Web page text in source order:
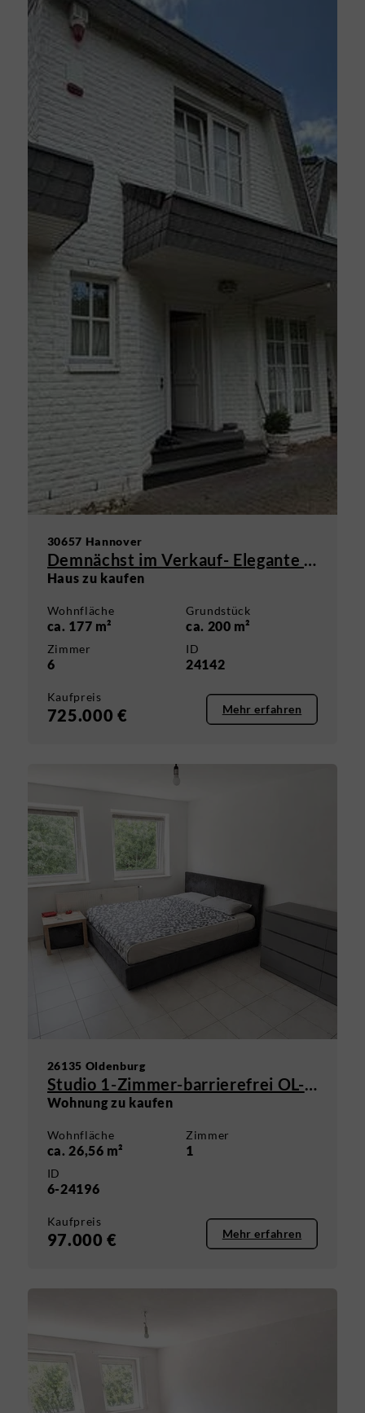
30657 Hannover
Demnächst im Verkauf- Elegante DHH Hannover, Isernhagen-Süd
Haus zu kaufen
Wohnfläche
ca. 177 m²
Grundstück
ca. 200 m²
Zimmer
6
ID
24142
Kaufpreis
725.000 € Mehr erfahren
26135 Oldenburg
Studio 1-Zimmer-barrierefrei OL-Osternburg
Wohnung zu kaufen
Wohnfläche
ca. 26,56 m²
Zimmer
1
ID
6-24196
Kaufpreis
97.000 € Mehr erfahren